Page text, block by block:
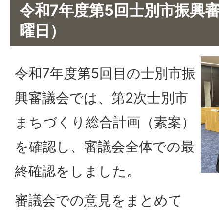
令和7年度第5回士別市振興
曜日）
令和7年度第5回目の士別市振
興審議会では、第2次士別市
まちづくり総合計画（素案）
を確認し、審議会全体での最
終確認をしました。
審議会での意見をまとめて